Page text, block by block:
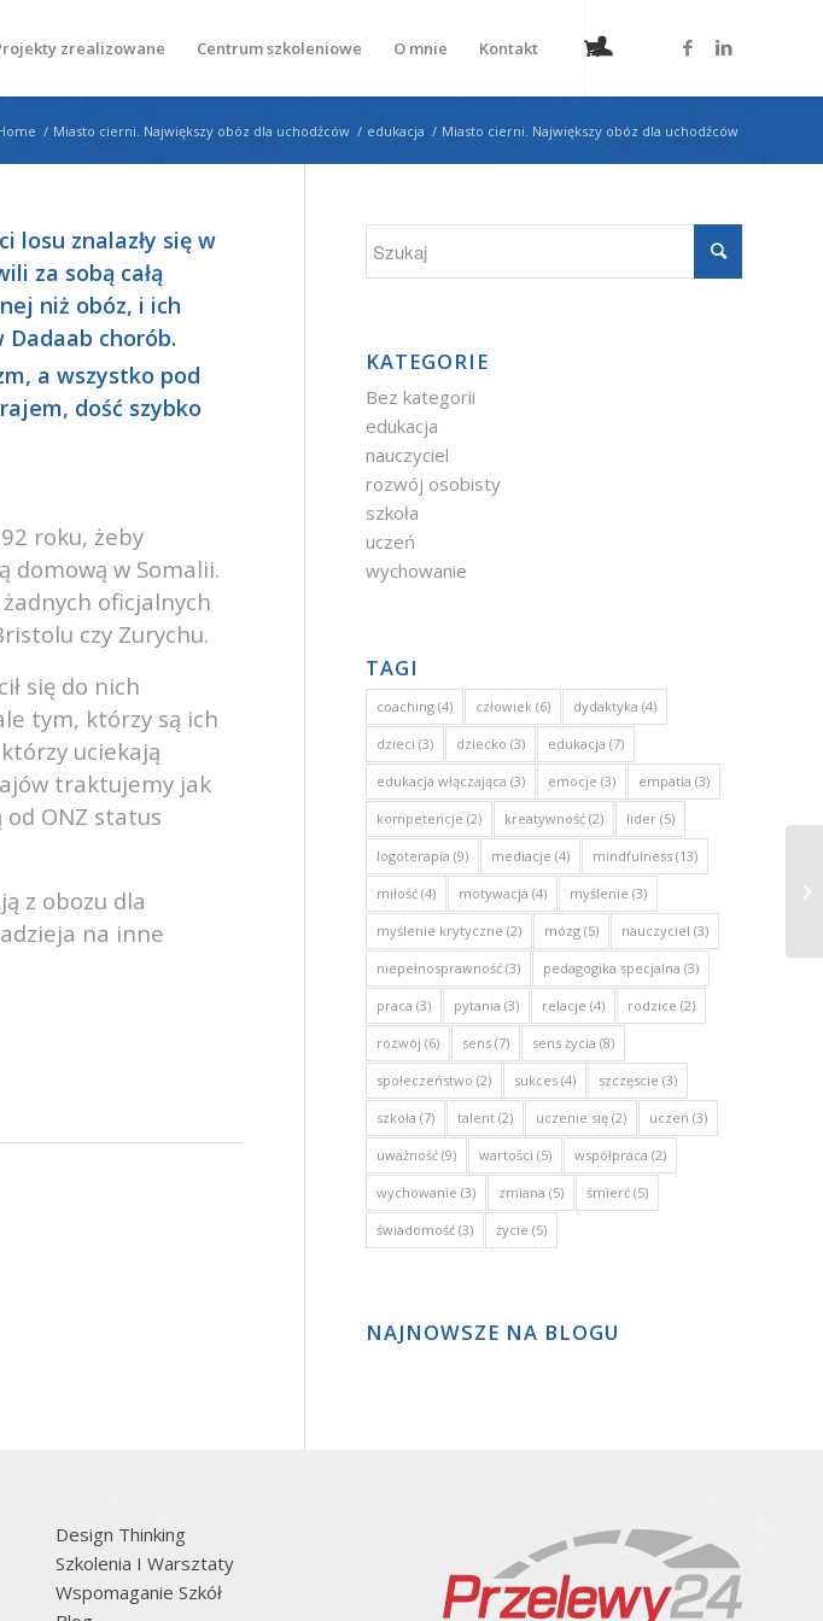
zrealizowane Centrum szkoleniowe O mnie Kontakt
/ Miasto cierni. Największy obóz dla uchodźców / edukacja / Miasto cierni. Największy obóz dla uchodźców
losu znalazły się w
za sobą całą
niż obóz, i ich
chorób.
a wszystko pod
dość szybko
roku, żeby
domową w Somalii.
oficjalnych
czy Zurychu.
się do nich
tym, którzy są ich
uciekają
traktujemy jak
ONZ status
z obozu dla
na inne
KATEGORIE
Bez kategorii
edukacja
nauczyciel
rozwój osobisty
szkoła
uczeń
wychowanie
TAGI
coaching (4) człowiek (6) dydaktyka (4)
dzieci (3) dziecko (3) edukacja (7)
edukacja włączająca (3) emocje (3) empatia (3)
kompetencje (2) kreatywność (2) lider (5)
logoterapia (9) mediacje (4) mindfulness (13)
miłość (4) motywacja (4) myślenie (3)
myślenie krytyczne (2) mózg (5) nauczyciel (3)
niepełnosprawność (3) pedagogika specjalna (3)
praca (3) pytania (3) relacje (4) rodzice (2)
rozwój (6) sens (7) sens życia (8)
społeczeństwo (2) sukces (4) szczęscie (3)
szkoła (7) talent (2) uczenie się (2) uczeń (3)
uważność (9) wartości (5) współpraca (2)
wychowanie (3) zmiana (5) śmierć (5)
świadomość (3) życie (5)
NAJNOWSZE NA BLOGU
Design Thinking
Szkolenia I Warsztaty
Wspomaganie Szkół